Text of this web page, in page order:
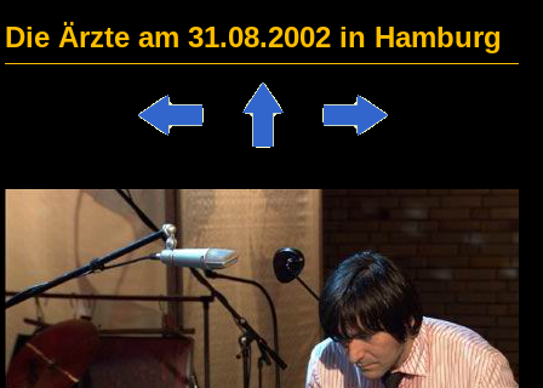
Die Ärzte am 31.08.2002 in Hamburg